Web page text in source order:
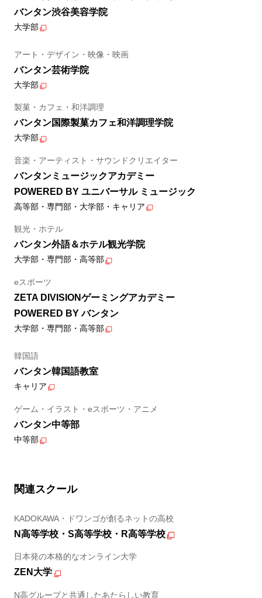
バンタン渋谷美容学院
大学部
アート・デザイン・映像・映画
バンタン芸術学院
大学部
製菓・カフェ・和洋調理
バンタン国際製菓カフェ和洋調理学院
大学部
音楽・アーティスト・サウンドクリエイター
バンタンミュージックアカデミー
POWERED BY ユニバーサル ミュージック
高等部・専門部・大学部・キャリア
観光・ホテル
バンタン外語＆ホテル観光学院
大学部・専門部・高等部
eスポーツ
ZETA DIVISIONゲーミングアカデミー
POWERED BY バンタン
大学部・専門部・高等部
韓国語
バンタン韓国語教室
キャリア
ゲーム・イラスト・eスポーツ・アニメ
バンタン中等部
中等部
関連スクール
KADOKAWA・ドワンゴが創るネットの高校
N高等学校・S高等学校・R高等学校
日本発の本格的なオンライン大学
ZEN大学
N高グループと共通したあたらしい教育